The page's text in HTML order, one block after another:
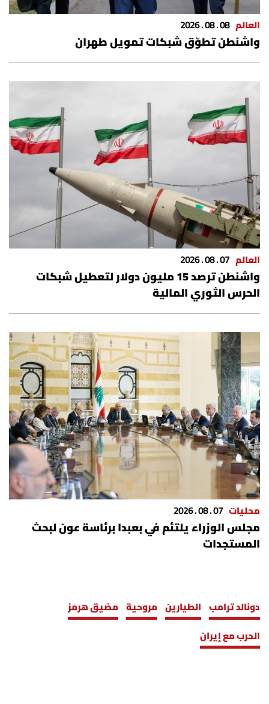
للتاريخ
فيديو
من نحن
للتواصل معنا
شروط الاستخدام
شروط الإشتراك
Digital solutions by
العالم 08 . 08 . 2026
واشنطن تطوّق شبكات تمويل طهران
العالم 07 . 08 . 2026
واشنطن ترصد 15 مليون دولار لتعطيل شبكات
الحرس الثوري المالية
محليات 07 . 08 . 2026
مجلس الوزراء يلتئم في بعبدا برئاسة عون لبحث
المستجدات
دونالد ترامب الطيارين مروحية مضيق هرمز
الحرب مع إيران